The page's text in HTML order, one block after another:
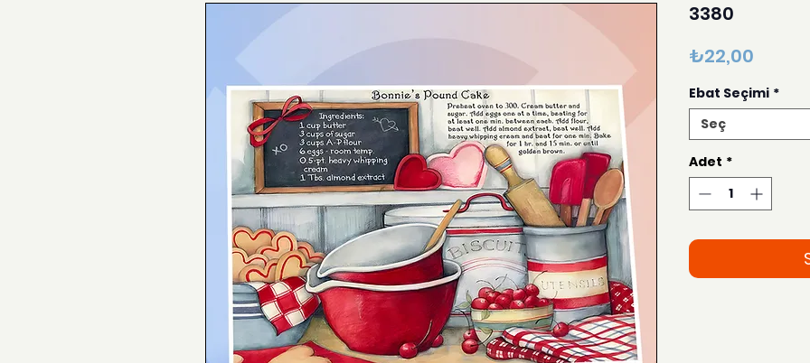
3380
₺22,00
Ebat Seçimi *
Seç
Adet *